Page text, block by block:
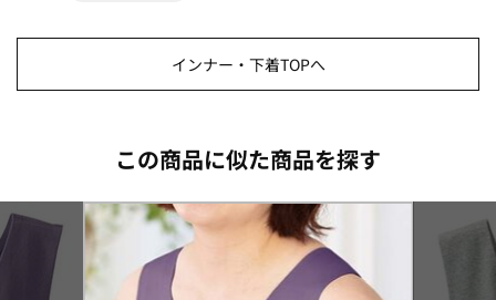
インナー・下着TOPへ
この商品に似た商品を探す